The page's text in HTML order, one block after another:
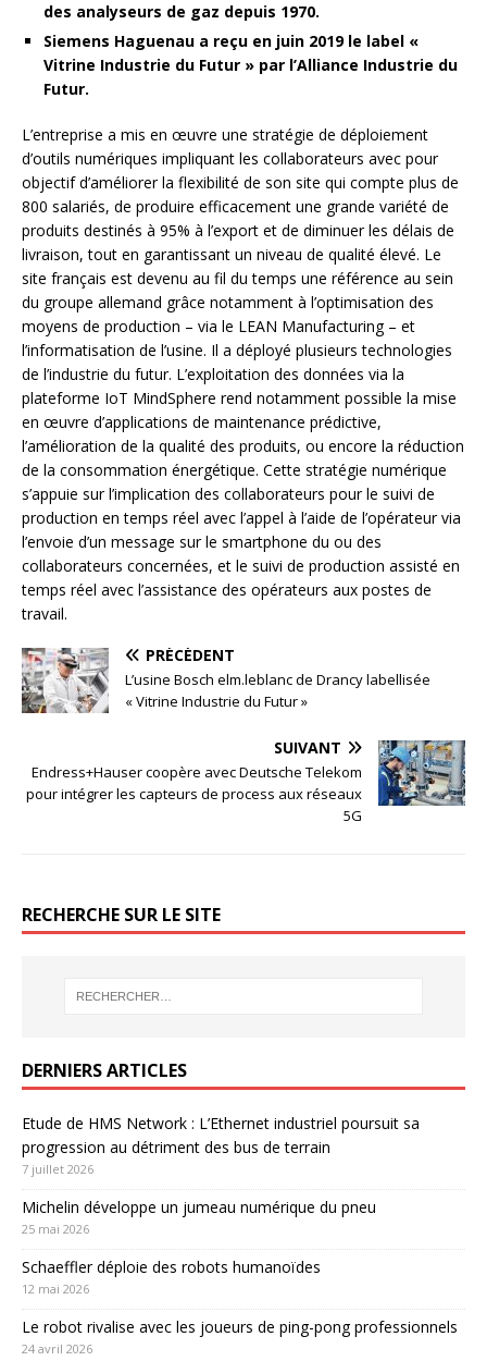
des analyseurs de gaz depuis 1970.
Siemens Haguenau a reçu en juin 2019 le label «
Vitrine Industrie du Futur » par l’Alliance Industrie du
Futur.
L’entreprise a mis en œuvre une stratégie de déploiement
d’outils numériques impliquant les collaborateurs avec pour
objectif d’améliorer la flexibilité de son site qui compte plus de
800 salariés, de produire efficacement une grande variété de
produits destinés à 95% à l’export et de diminuer les délais de
livraison, tout en garantissant un niveau de qualité élevé. Le
site français est devenu au fil du temps une référence au sein
du groupe allemand grâce notamment à l’optimisation des
moyens de production – via le LEAN Manufacturing – et
l’informatisation de l’usine. Il a déployé plusieurs technologies
de l’industrie du futur. L’exploitation des données via la
plateforme IoT MindSphere rend notamment possible la mise
en œuvre d’applications de maintenance prédictive,
l’amélioration de la qualité des produits, ou encore la réduction
de la consommation énergétique. Cette stratégie numérique
s’appuie sur l’implication des collaborateurs pour le suivi de
production en temps réel avec l’appel à l’aide de l’opérateur via
l’envoie d’un message sur le smartphone du ou des
collaborateurs concernées, et le suivi de production assisté en
temps réel avec l’assistance des opérateurs aux postes de
travail.
PRÉCÉDENT
L’usine Bosch elm.leblanc de Drancy labellisée
« Vitrine Industrie du Futur »
SUIVANT
Endress+Hauser coopère avec Deutsche Telekom
pour intégrer les capteurs de process aux réseaux
5G
RECHERCHE SUR LE SITE
DERNIERS ARTICLES
Etude de HMS Network : L’Ethernet industriel poursuit sa
progression au détriment des bus de terrain
7 juillet 2026
Michelin développe un jumeau numérique du pneu
25 mai 2026
Schaeffler déploie des robots humanoïdes
12 mai 2026
Le robot rivalise avec les joueurs de ping-pong professionnels
24 avril 2026